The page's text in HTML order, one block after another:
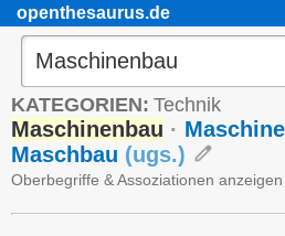
openthesaurus.de
KATEGORIEN: Technik
Maschinenbau ·
Maschbau (ugs.)
Oberbegriffe & Assoziationen anzeigen